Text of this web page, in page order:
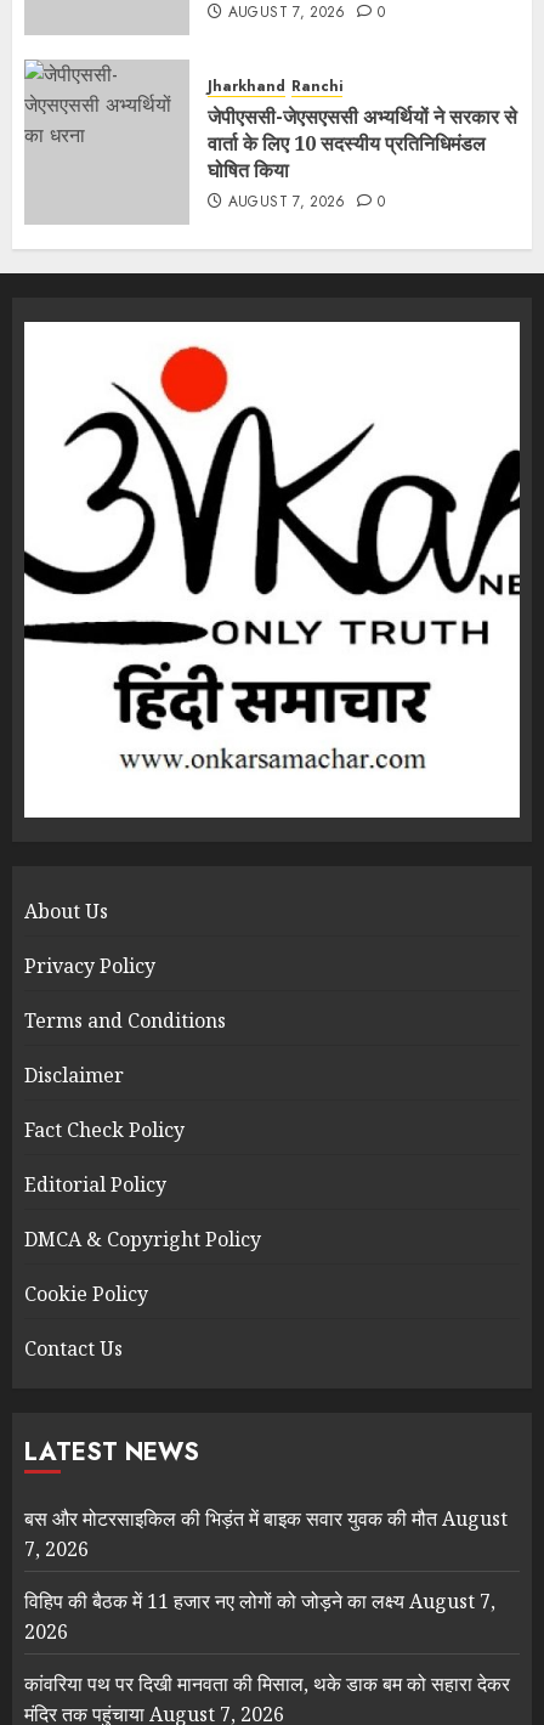
AUGUST 7, 2026 0
Jharkhand Ranchi
जेपीएससी-जेएसएससी अभ्यर्थियों ने सरकार से
वार्ता के लिए 10 सदस्यीय प्रतिनिधिमंडल
घोषित किया
AUGUST 7, 2026 0
About Us
Privacy Policy
Terms and Conditions
Disclaimer
Fact Check Policy
Editorial Policy
DMCA & Copyright Policy
Cookie Policy
Contact Us
LATEST NEWS
बस और मोटरसाइकिल की भिड़ंत में बाइक सवार युवक की मौतAugust
7, 2026
विहिप की बैठक में 11 हजार नए लोगों को जोड़ने का लक्ष्यAugust 7,
2026
कांवरिया पथ पर दिखी मानवता की मिसाल, थके डाक बम को सहारा देकर
मंदिर तक पहुंचायाAugust 7, 2026